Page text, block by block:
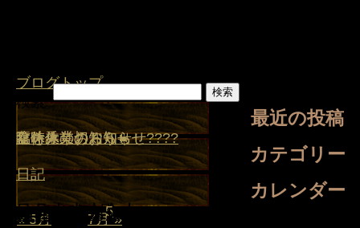
ブログトップ
検索:
最近の投稿
盆休みのお知らせ
夏を乗り切ろう☀️
臨時休業のお知らせ????
臨時休業のお知らせ
盆休み
カテゴリー
日記
カレンダー
2015年6月
日 月 火 水 木 金 土
« 5月 7月 »
1 2 3 4 5 6
8 1112
1415 1819
2122 2526
2829